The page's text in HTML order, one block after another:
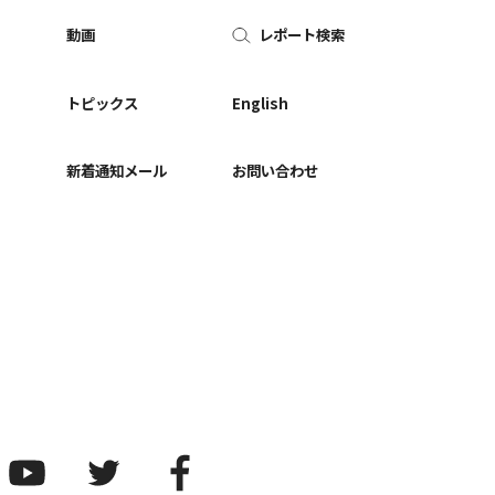
動画
トピックス
新着通知メール
レポート検索
English
お問い合わせ